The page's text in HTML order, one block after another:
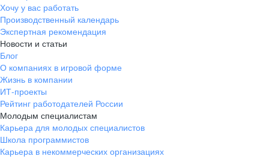
Хочу у вас работать
Производственный календарь
Экспертная рекомендация
Новости и статьи
Блог
О компаниях в игровой форме
Жизнь в компании
ИТ-проекты
Рейтинг работодателей России
Молодым специалистам
Карьера для молодых специалистов
Школа программистов
Карьера в некоммерческих организациях